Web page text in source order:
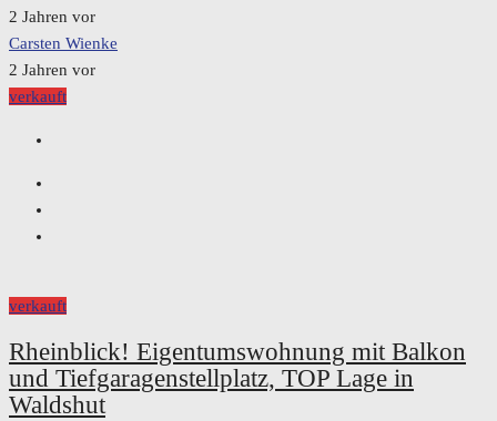
2 Jahren vor
Carsten Wienke
2 Jahren vor
verkauft
verkauft
Rheinblick! Eigentumswohnung mit Balkon
und Tiefgaragenstellplatz, TOP Lage in
Waldshut